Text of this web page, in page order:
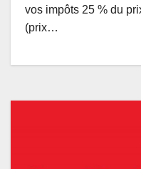
vos impôts 25 % du
(prix…